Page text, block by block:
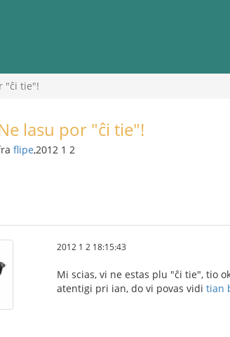
"ĉi tie"!
lasu por "ĉi tie"!
flipe,2012 1 2
2012 1 2 18:15:43
Mi scias, vi ne estas plu "ĉi tie", tio
atentigi pri ian, do vi povas vidi tian